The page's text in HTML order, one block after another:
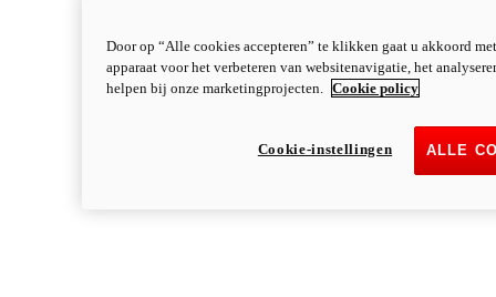
Door op “Alle cookies accepteren” te klikken gaat u akkoord
apparaat voor het verbeteren van websitenavigatie, het
helpen bij onze marketingprojecten.
Cookie policy
ALLE
Cookie-instellingen